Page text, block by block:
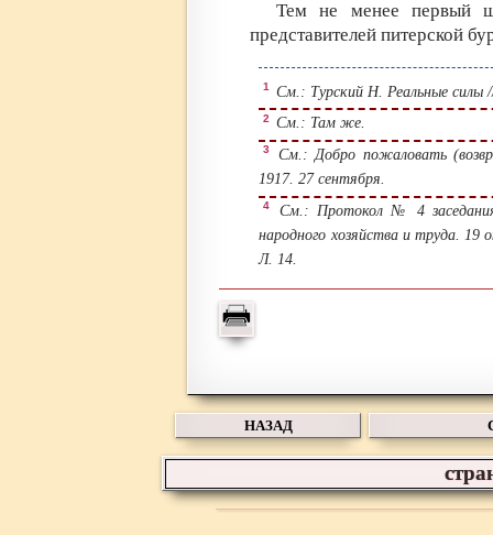
Тем не менее первый
представителей питерской
1 См.: Турский Н. Реальные силы
2 См.: Там же.
3
См.: Добро пожаловать
1917. 27 сентября.
4
См.: Протокол № 4 заседания
народного хозяйства и труда.
Л. 14.
НАЗАД